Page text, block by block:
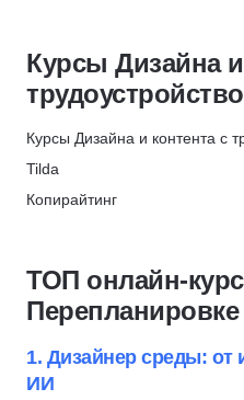
МТИ
Скидка 10%
STENET school
Скидка 1000 ₽
МТИ
2D-художник
Создание анимации
Дизайн логотипов
Дизайн-системы
Создание контента
Ландшафтный дизайн
Дизайн интерьера
Курсы по нейронным сетям
Дизайн презентаций
Профориентация
Презентации
Дизайн интерьера
Дизайн презентаций
Обработка фотографий
Курсы Дизайна и
Курсы Дизайна и контента с
Tilda
Копирайтинг
Графический дизайн
Главред
Контент-план
Photoshop
ТОП онлайн-
Перепланировке
1. Дизайнер среды: от
ИИ